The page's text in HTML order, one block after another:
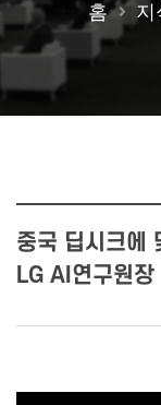
홈 지
중국 딥시크에
LG AI연구원장